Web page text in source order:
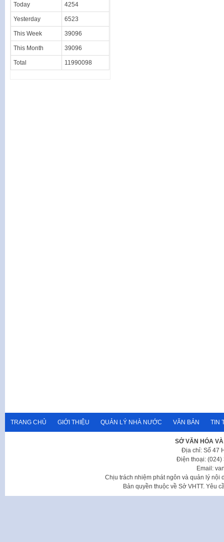
Today 4254
Yesterday 6523
This Week 39096
This Month 39096
Total 11990098
TRANG CHỦ GIỚI THIỆU QUẢN LÝ NHÀ NƯỚC VĂN BẢN TIN
SỞ VĂN HÓA
Địa chỉ: Số 47
Điện thoại: (024)
Email:
Chịu trách nhiệm phát ngôn và quản lý nội
Bản quyền thuộc về Sở VHTT. Yêu